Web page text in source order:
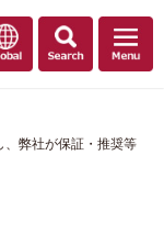
弊社が保証・推奨等